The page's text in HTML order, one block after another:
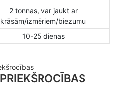
2 tonnas, var jaukt ar
krāsām/izmēriem/biezumu
10-25 dienas